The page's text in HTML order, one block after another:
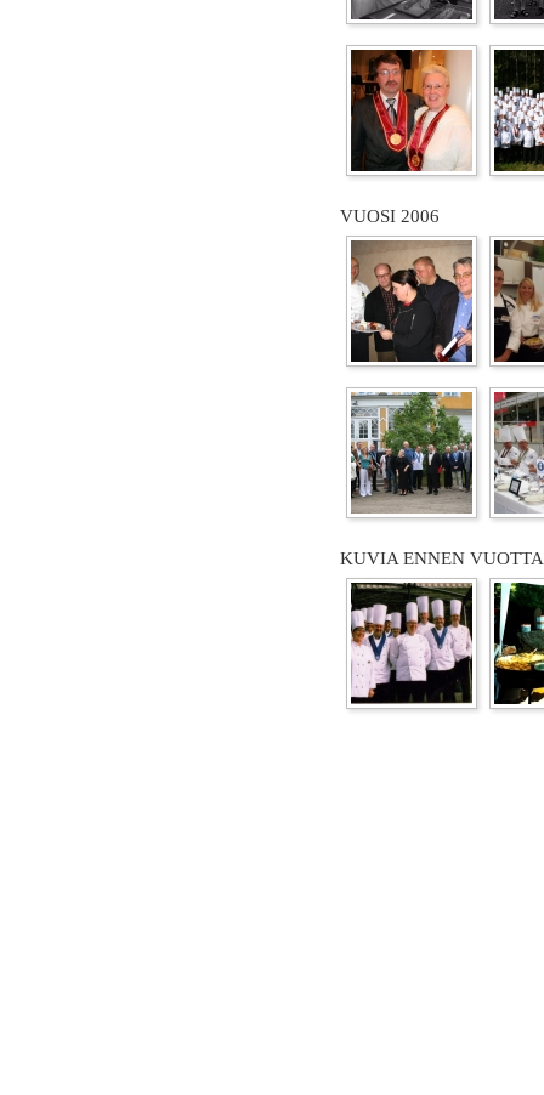
VUOSI 2006
KUVIA ENNEN